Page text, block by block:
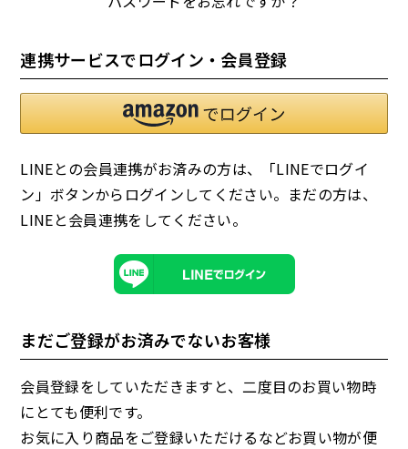
アウトレット 補助食品
連携サービスでログイン・会員登録
LINEとの会員連携がお済みの方は、「LINEでログイ
ン」ボタンからログインしてください。まだの方は、
LINEと会員連携をしてください。
まだご登録がお済みでないお客様
会員登録をしていただきますと、二度目のお買い物時
にとても便利です。
お気に入り商品をご登録いただけるなどお買い物が便